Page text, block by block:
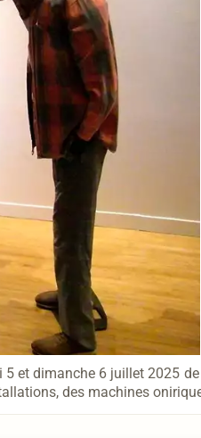
5 et dimanche 6 juillet 2025
des machines